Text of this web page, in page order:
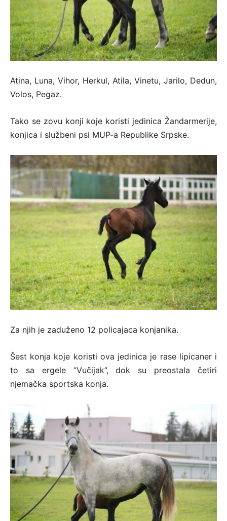
Atina, Luna, Vihor, Herkul, Atila, Vinetu, Јarilo, Dedun,
Volos, Pegaz.
Tako se zovu konji koje koristi jedinica Žandarmerije,
konjica i službeni psi MUP-a Republike Srpske.
Za njih je zaduženo 12 policajaca konjanika.
Šest konja koje koristi ova jedinica je rase lipicaner i
to sa ergele “Vučijak”, dok su preostala četiri
njemačka sportska konja.